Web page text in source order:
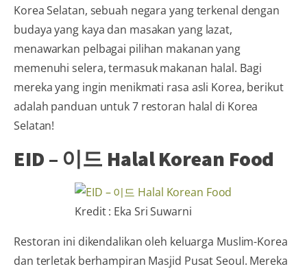
Korea Selatan, sebuah negara yang terkenal dengan
budaya yang kaya dan masakan yang lazat,
menawarkan pelbagai pilihan makanan yang
memenuhi selera, termasuk makanan halal. Bagi
mereka yang ingin menikmati rasa asli Korea, berikut
adalah panduan untuk 7 restoran halal di Korea
Selatan!
EID – 이드 Halal Korean Food
Kredit : Eka Sri Suwarni
Restoran ini dikendalikan oleh keluarga Muslim-Korea
dan terletak berhampiran Masjid Pusat Seoul. Mereka